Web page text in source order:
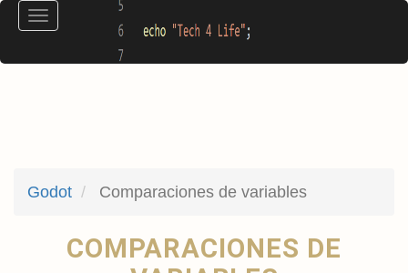
PasarToggle
Godot Comparaciones de variables
COMPARACIONES DE